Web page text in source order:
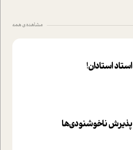
مشاهده ی همه
استاد استادان!
پذیرش ناخوشنودی‌ها